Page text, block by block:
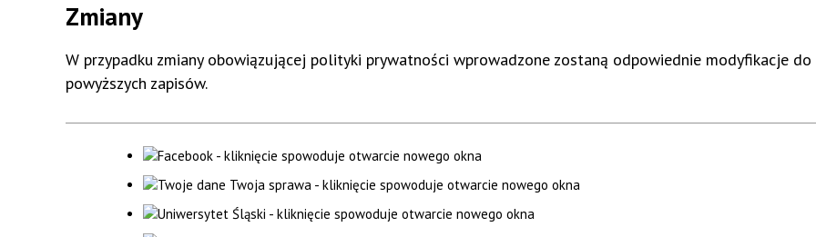
Zmiany
W przypadku zmiany obowiązującej polityki prywatności wprowadzone zostaną odpowiednie modyfikacje do
powyższych zapisów.